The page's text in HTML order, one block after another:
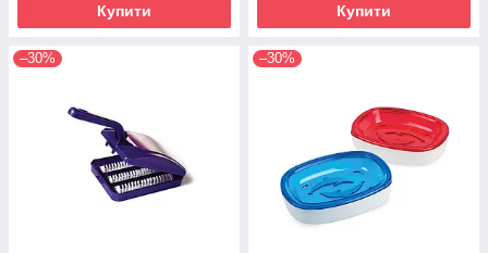
Купити Купити
–30% –30%